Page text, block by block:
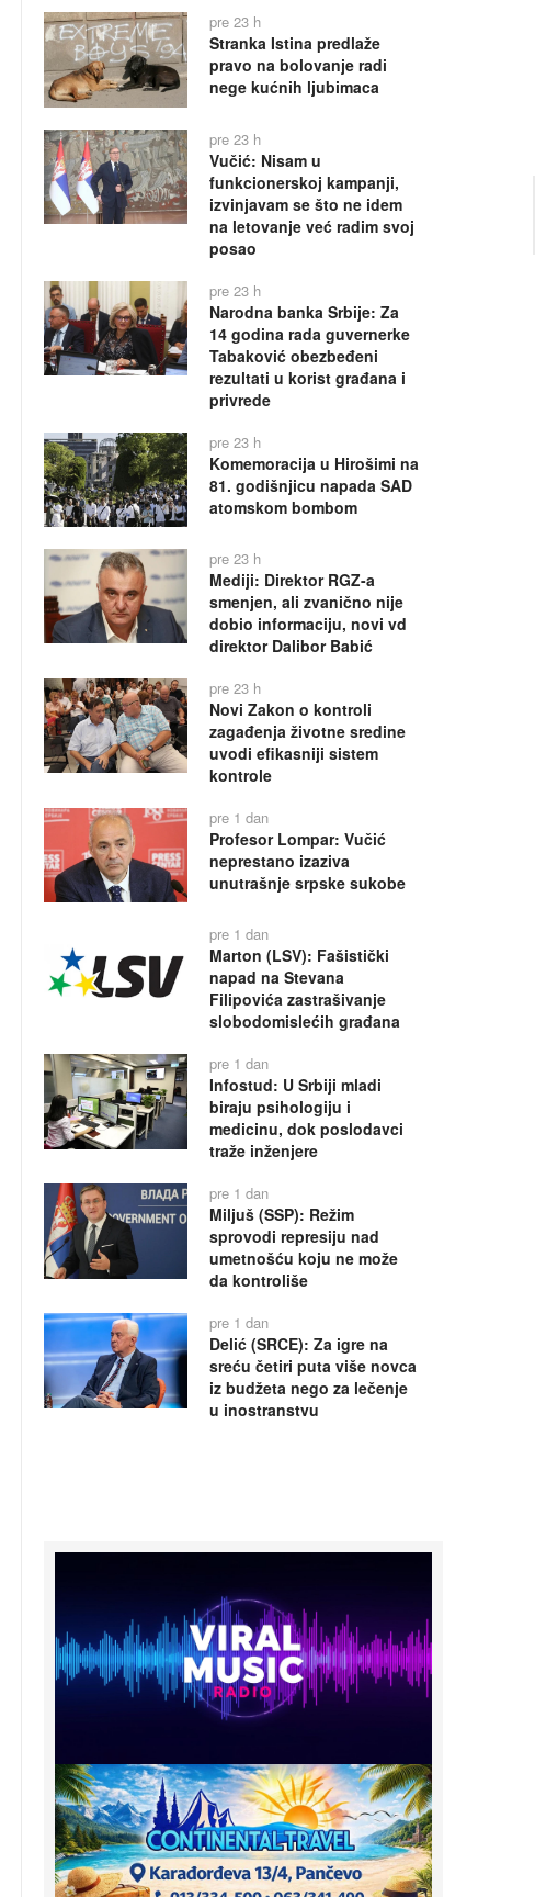
pre 23 h
Stranka Istina predlaže
pravo na bolovanje radi
nege kućnih ljubimaca
pre 23 h
Vučić: Nisam u
funkcionerskoj kampanji,
izvinjavam se što ne idem
na letovanje već radim svoj
posao
pre 23 h
Narodna banka Srbije: Za
14 godina rada guvernerke
Tabaković obezbeđeni
rezultati u korist građana i
privrede
pre 23 h
Komemoracija u Hirošimi na
81. godišnjicu napada SAD
atomskom bombom
pre 23 h
Mediji: Direktor RGZ-a
smenjen, ali zvanično nije
dobio informaciju, novi vd
direktor Dalibor Babić
pre 23 h
Novi Zakon o kontroli
zagađenja životne sredine
uvodi efikasniji sistem
kontrole
pre 1 dan
Profesor Lompar: Vučić
neprestano izaziva
unutrašnje srpske sukobe
pre 1 dan
Marton (LSV): Fašistički
napad na Stevana
Filipovića zastrašivanje
slobodomislećih građana
pre 1 dan
Infostud: U Srbiji mladi
biraju psihologiju i
medicinu, dok poslodavci
traže inženjere
pre 1 dan
Miljuš (SSP): Režim
sprovodi represiju nad
umetnošću koju ne može
da kontroliše
pre 1 dan
Delić (SRCE): Za igre na
sreću četiri puta više novca
iz budžeta nego za lečenje
u inostranstvu